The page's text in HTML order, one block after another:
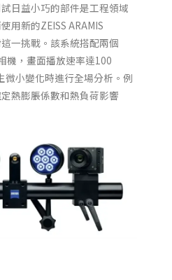
日益小巧的部件是工程領域
用新的ZEISS ARAMIS
一挑戰。該系統搭配兩個
機，畫面播放速率達100
小變化時進行全場分析。例
熱膨脹係數和熱負荷影響